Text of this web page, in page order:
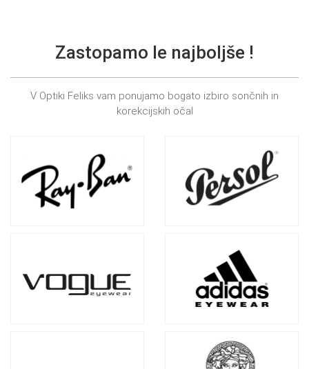
Zastopamo le najboljše !
V Optiki Feliks vam ponujamo bogato izbiro sončnih in
korekcijskih očal